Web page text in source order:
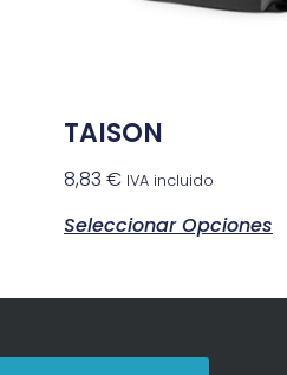
TAISON
8,83 € IVA incluido
Seleccionar Opciones